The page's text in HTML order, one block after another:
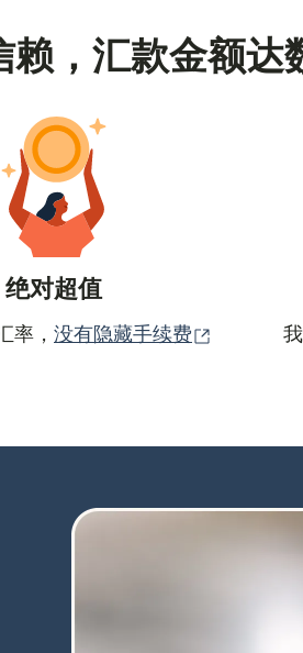
赖，汇款金额达
绝对超值
率， 没有隐藏手续费 （在新窗